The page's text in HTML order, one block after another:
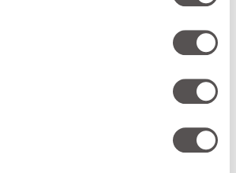
el esmalte dental. Si
esa capa protectora